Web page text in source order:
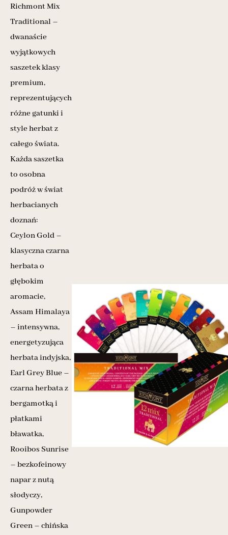
Richmont Mix
Traditional –
dwanaście
wyjątkowych
saszetek klasy
premium,
reprezentujących
różne gatunki i
style herbat z
całego świata.
Każda saszetka
to osobna
podróż w świat
herbacianych
doznań:
Ceylon Gold –
klasyczna czarna
herbata o
głębokim
aromacie,
Assam Himalaya
– intensywna,
energetyzująca
herbata indyjska,
Earl Grey Blue –
czarna herbata z
bergamotką i
płatkami
bławatka,
Rooibos Sunrise
– bezkofeinowy
napar z nutą
słodyczy,
Gunpowder
Green – chińska